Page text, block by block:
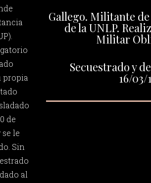
propia
de
le
Sin
al
Gallego. Militante
de la UNLP.
Militar
Secuestrado y
16/03/